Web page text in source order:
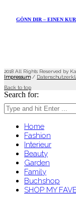
GÖNN DIR – EINEN
2018 All Rights Reserved by
Impressum/
Back to top
Search for:
Home
Fashion
Interieur
Beauty
Garden
Family
Buchshop
SHOP MY